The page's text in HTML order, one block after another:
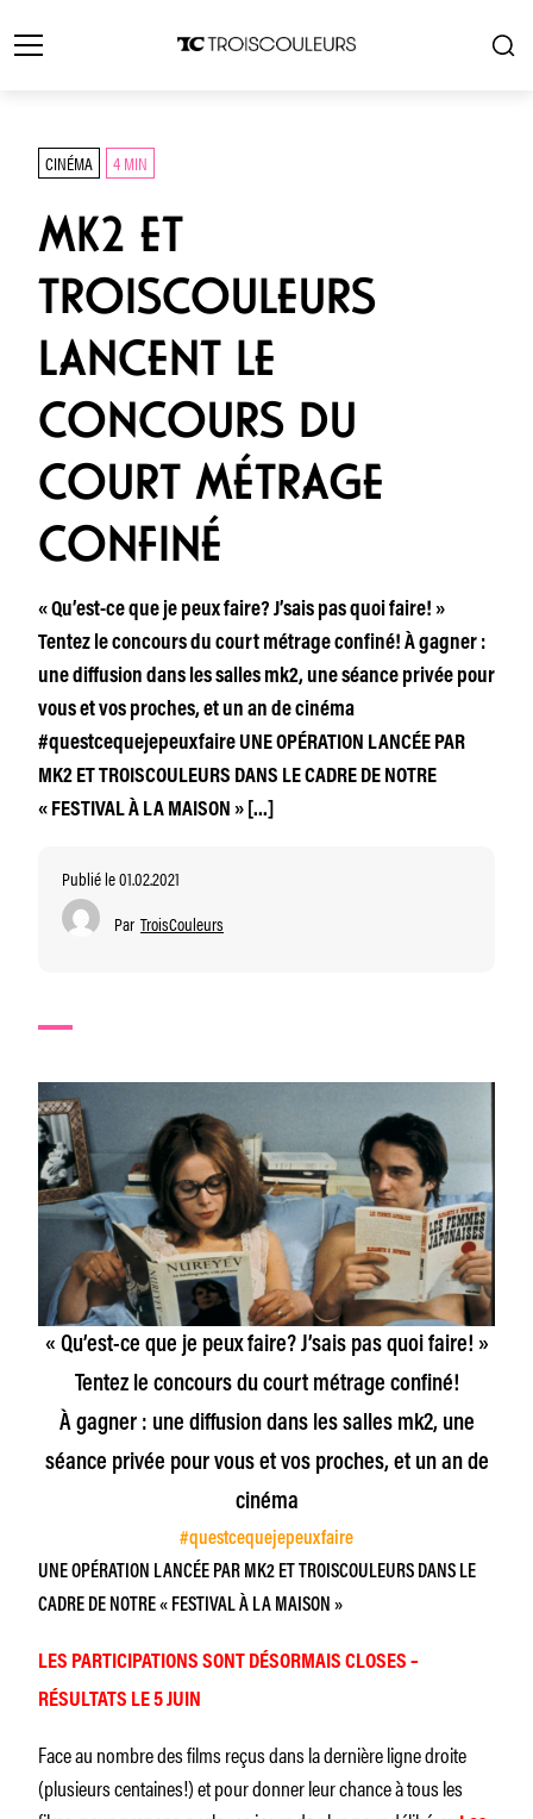
CINÉMA 4 MIN
MK2 ET
TROISCOULEURS
LANCENT LE
CONCOURS DU
COURT MÉTRAGE
CONFINÉ
« Qu’est-ce que je peux faire? J’sais pas quoi faire! »
Tentez le concours du court métrage confiné! À gagner :
une diffusion dans les salles mk2, une séance privée pour
vous et vos proches, et un an de cinéma
#questcequejepeuxfaire UNE OPÉRATION LANCÉE PAR
MK2 ET TROISCOULEURS DANS LE CADRE DE NOTRE
« FESTIVAL À LA MAISON » […]
Publié le 01.02.2021
Par TroisCouleurs
« Qu’est-ce que je peux faire? J’sais pas quoi faire! »
Tentez le concours du court métrage confiné!
À gagner : une diffusion dans les salles mk2, une
séance privée pour vous et vos proches, et un an de
cinéma
#questcequejepeuxfaire
UNE OPÉRATION LANCÉE PAR MK2 ET TROISCOULEURS DANS LE
CADRE DE NOTRE « FESTIVAL À LA MAISON »
LES PARTICIPATIONS SONT DÉSORMAIS CLOSES –
RÉSULTATS LE 5 JUIN
Face au nombre des films reçus dans la dernière ligne droite
(plusieurs centaines!) et pour donner leur chance à tous les